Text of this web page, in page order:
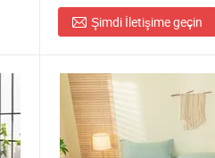
Şimdi İletişime geçin